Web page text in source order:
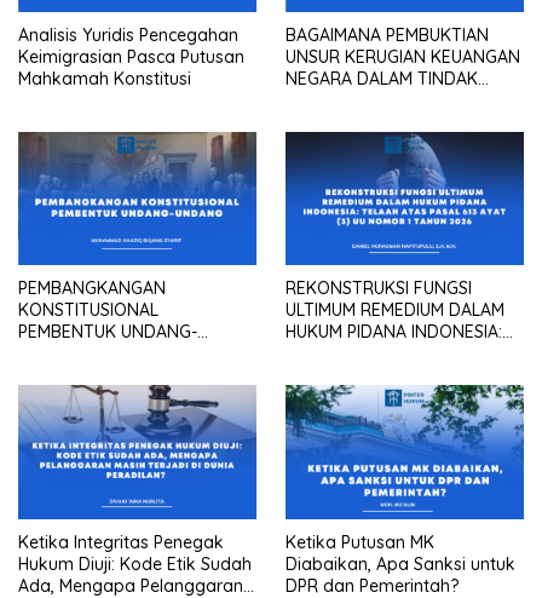
Analisis Yuridis Pencegahan
Keimigrasian Pasca Putusan
Mahkamah Konstitusi
BAGAIMANA PEMBUKTIAN
UNSUR KERUGIAN KEUANGAN
NEGARA DALAM TINDAK
PEMBANGKANGAN
KONSTITUSIONAL
PEMBENTUK UNDANG-
REKONSTRUKSI FUNGSI
ULTIMUM REMEDIUM DALAM
HUKUM PIDANA INDONESIA:
Ketika Integritas Penegak
Hukum Diuji: Kode Etik Sudah
Ada, Mengapa Pelanggaran
Ketika Putusan MK
Diabaikan, Apa Sanksi untuk
DPR dan Pemerintah?